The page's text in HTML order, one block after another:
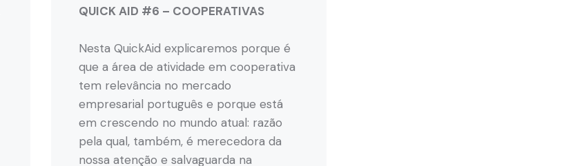
QUICK AID #6 – COOPERATIVAS
Nesta QuickAid explicaremos porque é
que a área de atividade em cooperativa
tem relevância no mercado
empresarial português e porque está
em crescendo no mundo atual: razão
pela qual, também, é merecedora da
nossa atenção e salvaguarda na